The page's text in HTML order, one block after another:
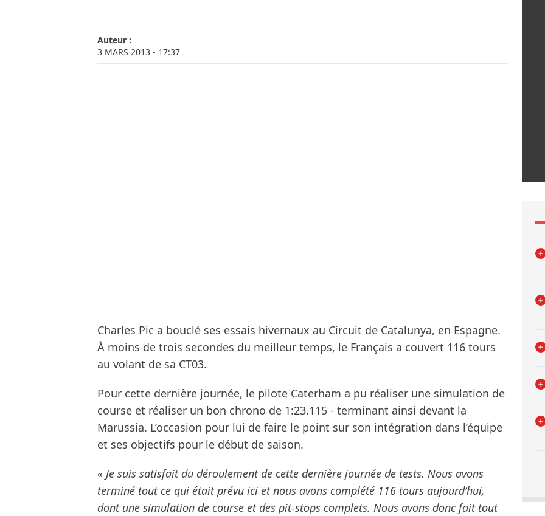
Auteur :
3 MARS 2013 - 17:37
Charles Pic a bouclé ses essais hivernaux au Circuit de Catalunya, en Espagne.
À moins de trois secondes du meilleur temps, le Français a couvert 116 tours
au volant de sa CT03.
Pour cette dernière journée, le pilote Caterham a pu réaliser une simulation de
course et réaliser un bon chrono de 1:23.115 - terminant ainsi devant la
Marussia. L’occasion pour lui de faire le point sur son intégration dans l’équipe
et ses objectifs pour le début de saison.
« Je suis satisfait du déroulement de cette dernière journée de tests. Nous avons
terminé tout ce qui était prévu ici et nous avons complété 116 tours aujourd’hui,
dont une simulation de course et des pit-stops complets. Nous avons donc fait tout